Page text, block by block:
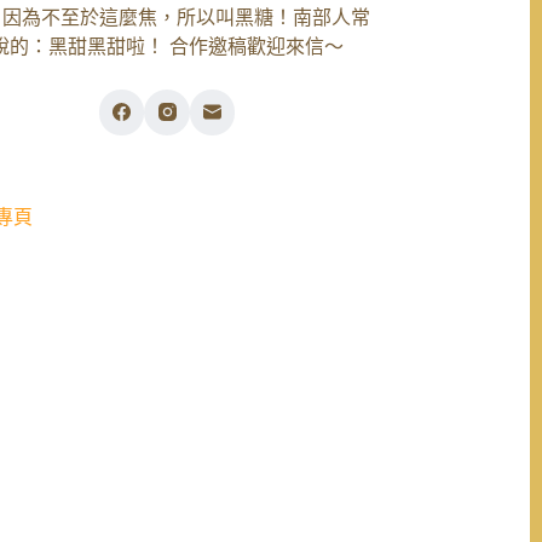
為不至於這麼焦，所以叫黑糖！南部人常
的：黑甜黑甜啦！ 合作邀稿歡迎來信～
頁